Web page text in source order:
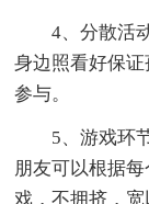
4、分散活动
身边照看好保
参与。
5、游戏环节
朋友可以根据
戏，不拥挤，